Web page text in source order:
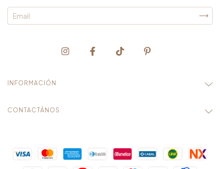
INFORMACIÓN
CONTACTÁNOS